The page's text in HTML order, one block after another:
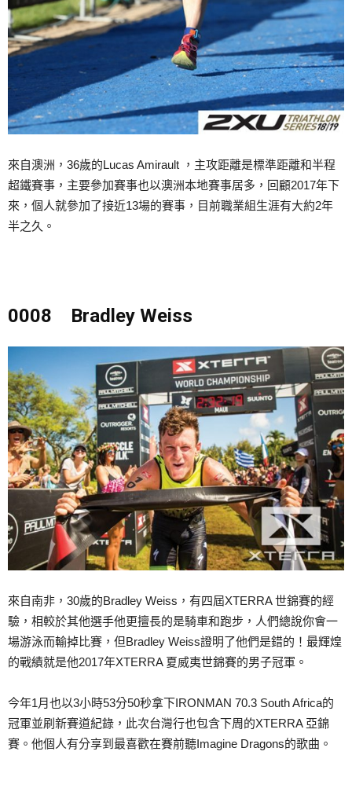
來自澳洲，36歲的Lucas Amirault ，主攻距離是標準距離和半程
超鐵賽事，主要參加賽事也以澳洲本地賽事居多，回顧2017年下
來，個人就參加了接近13場的賽事，目前職業組生涯有大約2年
半之久。
0008 Bradley Weiss
來自南非，30歲的Bradley Weiss，有四屆XTERRA 世錦賽的經
驗，相較於其他選手他更擅長的是騎車和跑步，人們總說你會一
場游泳而輸掉比賽，但Bradley Weiss證明了他們是錯的！最輝煌
的戰績就是他2017年XTERRA 夏威夷世錦賽的男子冠軍。
今年1月也以3小時53分50秒拿下IRONMAN 70.3 South Africa的
冠軍並刷新賽道紀錄，此次台灣行也包含下周的XTERRA 亞錦
賽。 他個人有分享到最喜歡在賽前聽Imagine Dragons的歌曲。